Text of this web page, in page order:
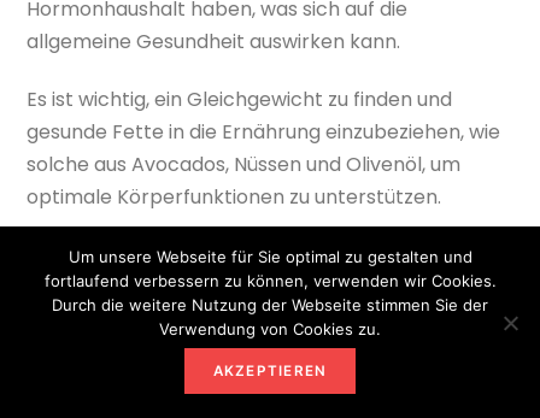
Hormonhaushalt haben, was sich auf die
allgemeine Gesundheit auswirken kann.
Es ist wichtig, ein Gleichgewicht zu finden und
gesunde Fette in die Ernährung einzubeziehen, wie
solche aus Avocados, Nüssen und Olivenöl, um
optimale Körperfunktionen zu unterstützen.
Um unsere Webseite für Sie optimal zu gestalten und
fortlaufend verbessern zu können, verwenden wir Cookies.
Durch die weitere Nutzung der Webseite stimmen Sie der
Verwendung von Cookies zu.
AKZEPTIEREN